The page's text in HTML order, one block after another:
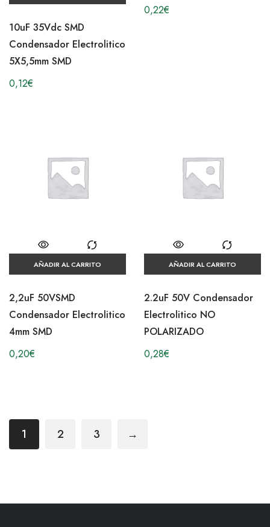
10uF 35Vdc SMD
Condensador Electrolitico
5X5,5mm SMD
0,12€
0,22€
AÑADIR AL CARRITO
2,2uF 50VSMD
Condensador Electrolitico
4mm SMD
0,20€
AÑADIR AL CARRITO
2.2uF 50V Condensador
Electrolitico NO
POLARIZADO
0,28€
1 2 3 →